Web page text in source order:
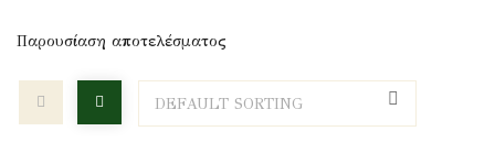
Ξηροί Καρποί
Παρουσίαση αποτελέσματος